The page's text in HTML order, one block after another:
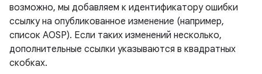
возможно, мы добавляем к идентификатору ошибки
ссылку на опубликованное изменение (например,
список AOSP). Если таких изменений несколько,
дополнительные ссылки указываются в квадратных
скобках.